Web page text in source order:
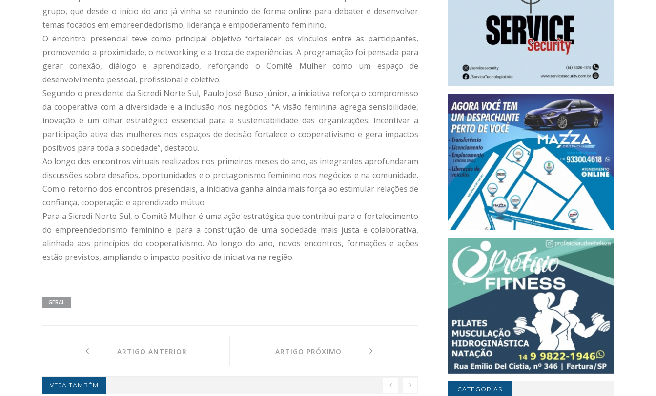
grupo, que desde o início do ano já vinha se reunindo de forma online para debater e desenvolver
temas focados em empreendedorismo, liderança e empoderamento feminino.
O encontro presencial teve como principal objetivo fortalecer os vínculos entre as participantes,
promovendo a proximidade, o networking e a troca de experiências. A programação foi pensada para
gerar conexão, diálogo e aprendizado, reforçando o Comitê Mulher como um espaço de
desenvolvimento pessoal, profissional e coletivo.
Segundo o presidente da Sicredi Norte Sul, Paulo José Buso Júnior, a iniciativa reforça o compromisso
da cooperativa com a diversidade e a inclusão nos negócios. “A visão feminina agrega sensibilidade,
inovação e um olhar estratégico essencial para a sustentabilidade das organizações. Incentivar a
participação ativa das mulheres nos espaços de decisão fortalece o cooperativismo e gera impactos
positivos para toda a sociedade”, destacou.
Ao longo dos encontros virtuais realizados nos primeiros meses do ano, as integrantes aprofundaram
discussões sobre desafios, oportunidades e o protagonismo feminino nos negócios e na comunidade.
Com o retorno dos encontros presenciais, a iniciativa ganha ainda mais força ao estimular relações de
confiança, cooperação e aprendizado mútuo.
Para a Sicredi Norte Sul, o Comitê Mulher é uma ação estratégica que contribui para o fortalecimento
do empreendedorismo feminino e para a construção de uma sociedade mais justa e colaborativa,
alinhada aos princípios do cooperativismo. Ao longo do ano, novos encontros, formações e ações
estão previstos, ampliando o impacto positivo da iniciativa na região.
GERAL
ARTIGO ANTERIOR ARTIGO PRÓXIMO
VEJA TAMBÉM
CATEGORIAS